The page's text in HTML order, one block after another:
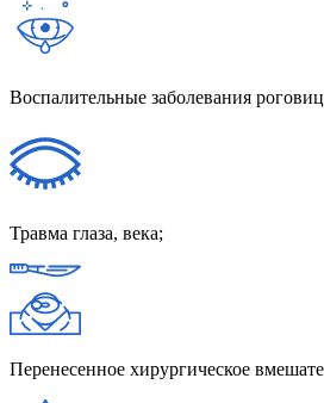
Воспалительные заболевания
Травма глаза, века;
Перенесенное хирургическое